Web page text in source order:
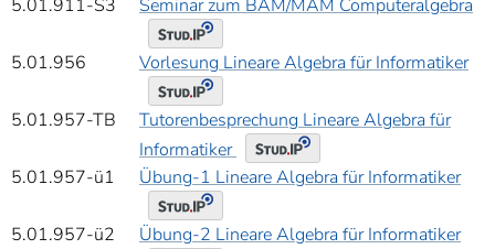
5.01.911-S3 Seminar zum BAM/MAM Computeralgebra
5.01.956 Vorlesung Lineare Algebra für Informatiker
5.01.957-TB
Tutorenbesprechung Lineare Algebra für
Informatiker
5.01.957-ü1
Übung-1 Lineare Algebra für Informatiker
5.01.957-ü2 Übung-2 Lineare Algebra für Informatiker